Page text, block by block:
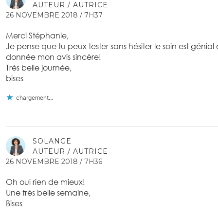
AUTEUR / AUTRICE
26 NOVEMBRE 2018 / 7H37
Merci Stéphanie,
Je pense que tu peux tester sans hésiter le soin est génial
donnée mon avis sincère!
Très belle journée,
bises
chargement…
SOLANGE
AUTEUR / AUTRICE
26 NOVEMBRE 2018 / 7H36
Oh oui rien de mieux!
Une très belle semaine,
Bises